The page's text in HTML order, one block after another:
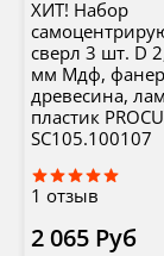
ХИТ! Набор
сверл 3 шт. D
мм Мдф,
древесина,
пластик
SC105.100107
1 отзыв
2 065 Руб